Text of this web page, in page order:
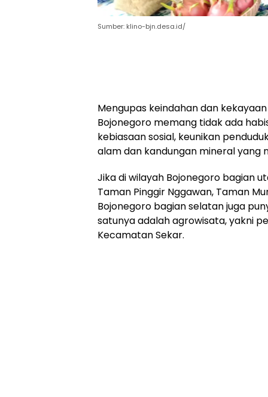
Sumber: klino-bjn.desa.id/
Mengupas keindahan dan
Bojonegoro memang tidak ada
kebiasaan sosial, keunikan
alam dan kandungan mineral yang
Jika di wilayah Bojonegoro bagian
Taman Pinggir Nggawan, Taman
Bojonegoro bagian selatan juga
satunya adalah agrowisata, yakni
Kecamatan Sekar.